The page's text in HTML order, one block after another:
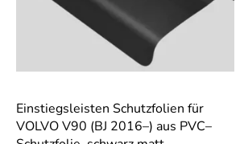
Einstiegsleisten Schutzfolien für
VOLVO V90 (BJ 2016–) aus PVC–